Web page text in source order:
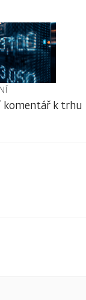
komentář k trhu